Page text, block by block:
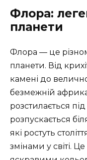
Флора:
планети
Флора — це
планети. Від
камені до
безмежній
розстилається
розпускається
які ростуть
змінами у світі.